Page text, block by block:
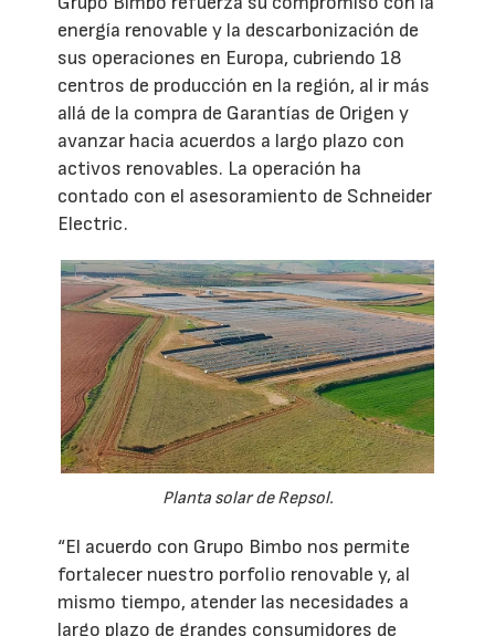
energía renovable y la descarbonización de
sus operaciones en Europa, cubriendo 18
centros de producción en la región, al ir más
allá de la compra de Garantías de Origen y
avanzar hacia acuerdos a largo plazo con
activos renovables. La operación ha
contado con el asesoramiento de Schneider
Electric.
Planta solar de Repsol.
“El acuerdo con Grupo Bimbo nos permite
fortalecer nuestro porfolio renovable y, al
mismo tiempo, atender las necesidades a
largo plazo de grandes consumidores de